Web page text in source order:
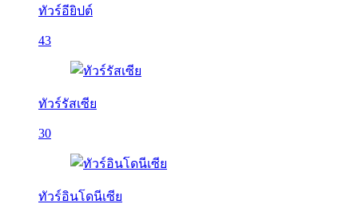
ทัวร์อียิปต์
43
ทัวร์รัสเซีย
30
ทัวร์อินโดนีเซีย